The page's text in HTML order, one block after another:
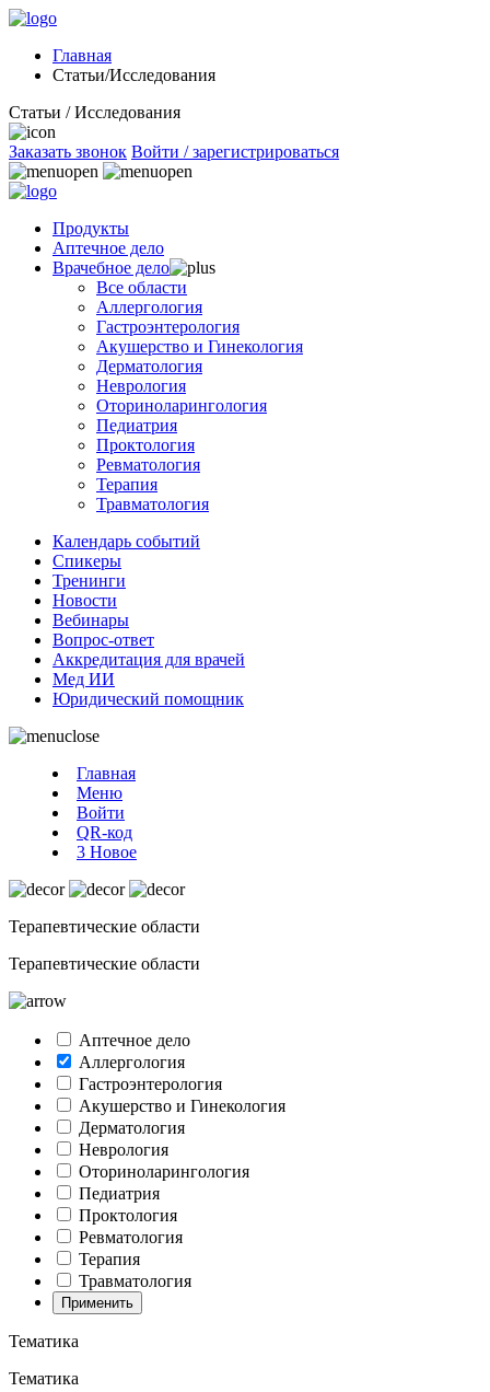
Главная
Статьи/Исследования
Статьи / Исследования
Заказать звонок Войти / зарегистрироваться
Продукты
Аптечное дело
Врачебное дело
Все области
Аллергология
Гастроэнтерология
Акушерство и Гинекология
Дерматология
Неврология
Оториноларингология
Педиатрия
Проктология
Ревматология
Терапия
Травматология
Календарь событий
Спикеры
Тренинги
Новости
Вебинары
Вопрос-ответ
Аккредитация для врачей
Мед ИИ
Юридический помощник
Главная
Меню
Войти
QR-код
3 Новое
Терапевтические области
Терапевтические области
Аптечное дело
Аллергология
Гастроэнтерология
Акушерство и Гинекология
Дерматология
Неврология
Оториноларингология
Педиатрия
Проктология
Ревматология
Терапия
Травматология
Применить
Тематика
Тематика